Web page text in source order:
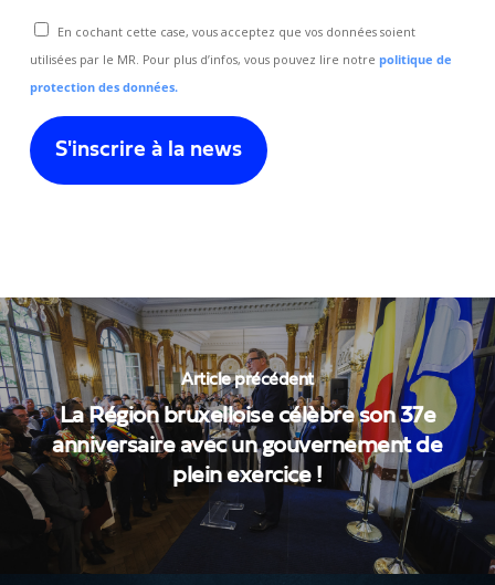
En cochant cette case, vous acceptez que vos données soient
utilisées par le MR. Pour plus d’infos, vous pouvez lire notrepolitique de
protection des données.
Article précédent
La Région bruxelloise célèbre son 37e
anniversaire avec un gouvernement de
plein exercice !